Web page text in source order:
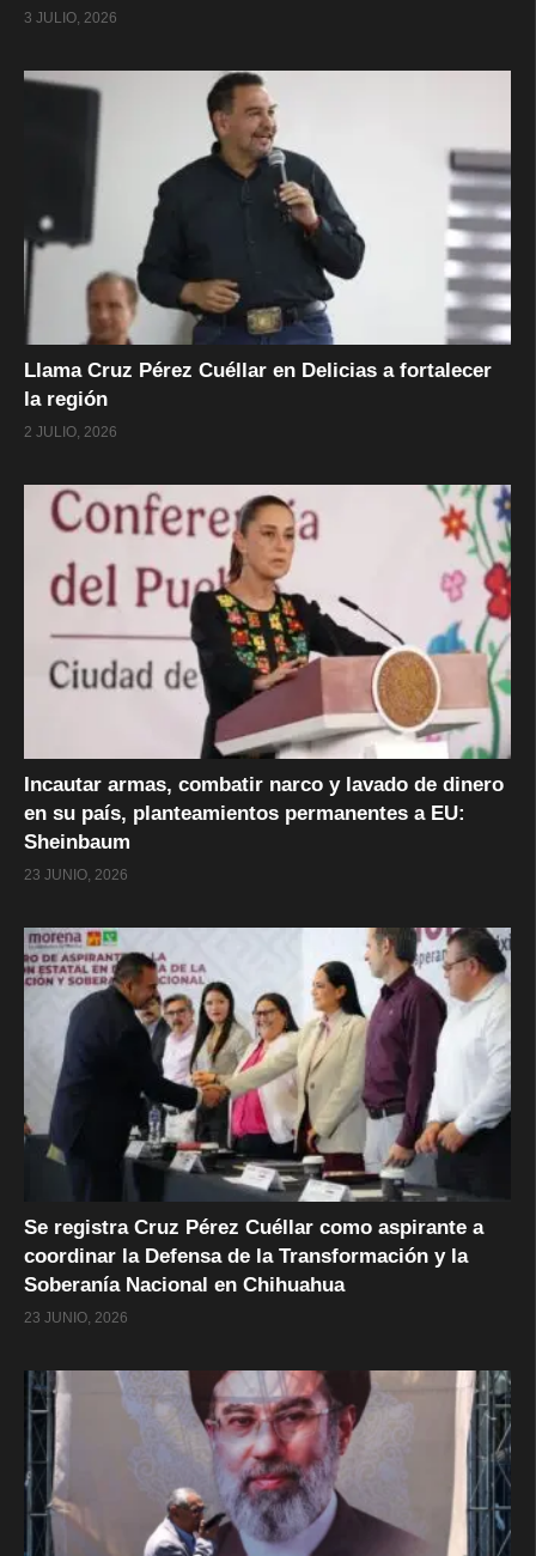
3 JULIO, 2026
Llama Cruz Pérez Cuéllar en Delicias a fortalecer
la región
2 JULIO, 2026
Incautar armas, combatir narco y lavado de dinero
en su país, planteamientos permanentes a EU:
Sheinbaum
23 JUNIO, 2026
Se registra Cruz Pérez Cuéllar como aspirante a
coordinar la Defensa de la Transformación y la
Soberanía Nacional en Chihuahua
23 JUNIO, 2026